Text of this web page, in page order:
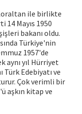
ile birlikte
Mayıs 1950
bakanı oldu.
Türkiye'nin
1957'de
aynı yıl Hürriyet
Türk Edebiyatı ve
Çok verimli bir
aşkın kitap ve